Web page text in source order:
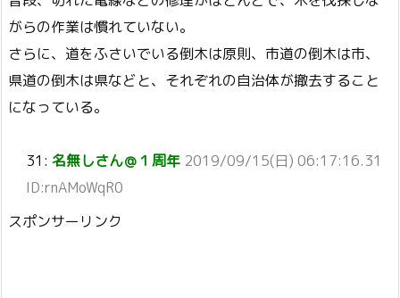
がらの作業は慣れていない。
さらに、道をふさいでいる倒木は原則、市道の倒木は市、
県道の倒木は県などと、それぞれの自治体が撤去すること
になっている。
31: 名無しさん＠１周年 2019/09/15(日) 06:17:16.31
ID:rnAMoWqR0
スポンサーリンク